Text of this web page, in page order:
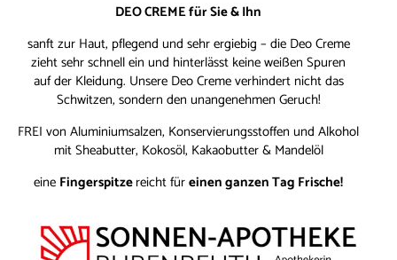
DEO CREME für Sie & Ihn
sanft zur Haut, pflegend und sehr ergiebig – die Deo Creme
zieht sehr schnell ein und hinterlässt keine weißen Spuren
auf der Kleidung. Unsere Deo Creme verhindert nicht das
Schwitzen, sondern den unangenehmen Geruch!
FREI von Aluminiumsalzen, Konservierungsstoffen und Alkohol
mit Sheabutter, Kokosöl, Kakaobutter & Mandelöl
eine Fingerspitzereicht füreinen ganzen Tag Frische!